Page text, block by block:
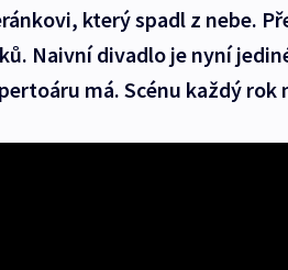
který spadl z nebe.
Naivní divadlo je nyní
má. Scénu každý